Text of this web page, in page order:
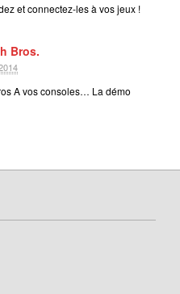
et connectez-les à vos jeux !
Bros.
A vos consoles… La démo